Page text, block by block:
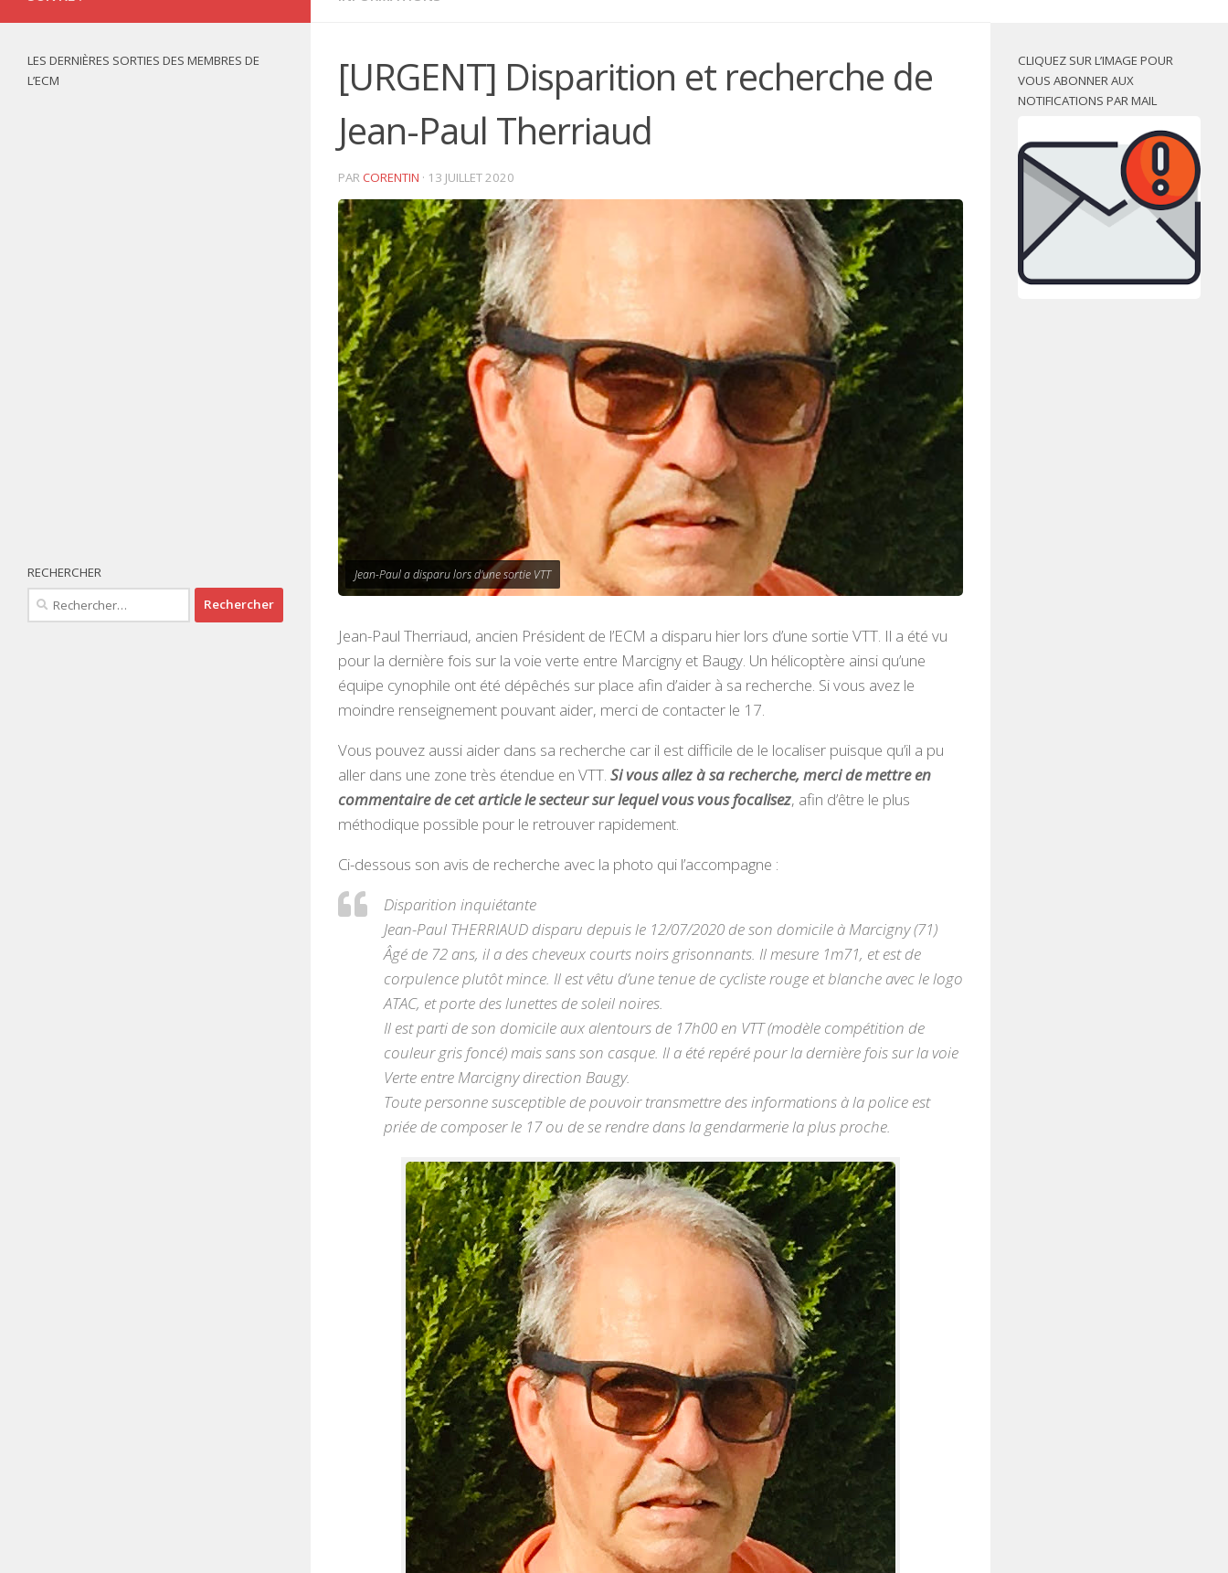
[URGENT] Disparition et recherche de
Jean-Paul Therriaud
PAR CORENTIN · 13 JUILLET 2020
Jean-Paul a disparu lors d'une sortie VTT
Jean-Paul Therriaud, ancien Président de l’ECM a disparu hier lors d’une sortie VTT. Il a été vu
pour la dernière fois sur la voie verte entre Marcigny et Baugy. Un hélicoptère ainsi qu’une
équipe cynophile ont été dépêchés sur place afin d’aider à sa recherche. Si vous avez le
moindre renseignement pouvant aider, merci de contacter le 17.
Vous pouvez aussi aider dans sa recherche car il est difficile de le localiser puisque qu’il a pu
aller dans une zone très étendue en VTT. Si vous allez à sa recherche, merci de mettre en
commentaire de cet article le secteur sur lequel vous vous focalisez, afin d’être le plus
méthodique possible pour le retrouver rapidement.
Ci-dessous son avis de recherche avec la photo qui l’accompagne :
Disparition inquiétante
Jean-Paul THERRIAUD disparu depuis le 12/07/2020 de son domicile à Marcigny (71)
Âgé de 72 ans, il a des cheveux courts noirs grisonnants. Il mesure 1m71, et est de
corpulence plutôt mince. Il est vêtu d’une tenue de cycliste rouge et blanche avec le logo
ATAC, et porte des lunettes de soleil noires.
Il est parti de son domicile aux alentours de 17h00 en VTT (modèle compétition de
couleur gris foncé) mais sans son casque. Il a été repéré pour la dernière fois sur la voie
Verte entre Marcigny direction Baugy.
Toute personne susceptible de pouvoir transmettre des informations à la police est
priée de composer le 17 ou de se rendre dans la gendarmerie la plus proche.
LES DERNIÈRES SORTIES DES MEMBRES DE
L’ECM
RECHERCHER
Rechercher :
CLIQUEZ SUR L’IMAGE POUR
VOUS ABONNER AUX
NOTIFICATIONS PAR MAIL